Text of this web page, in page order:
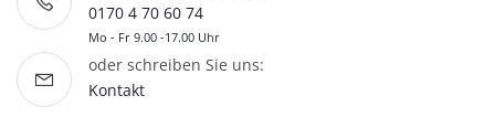
0170 4 70 60 74
Mo - Fr 9.00 -17.00 Uhr
oder schreiben Sie uns:
Kontakt